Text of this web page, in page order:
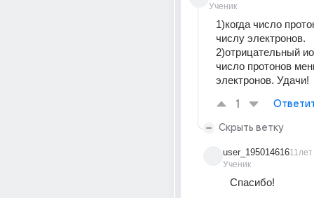
Ученик
1)когда число
числу электронов.
2)отрицательный
число протонов
электронов. Удачи!
1
Скрыть ветку
user_195014616
Ученик
11лет
Спасибо!